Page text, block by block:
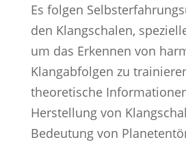
Es folgen
den Klangschalen,
um das Erkennen von
Klangabfolgen zu
theoretische
Herstellung von
Bedeutung von